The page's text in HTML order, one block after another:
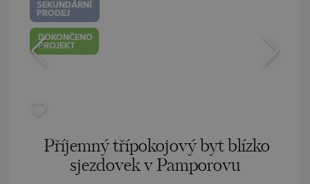
SEKUNDÁRNÍ
PRODEJ
DOKONČENO
PROJEKT
Příjemný třípokojový byt blízko
sjezdovek v Pamporovu